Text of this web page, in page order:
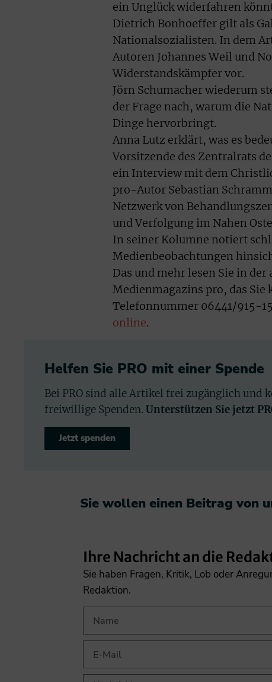
ein Unglück widerfahren
Dietrich Bonhoeffer gilt als
Nationalsozialisten. In dem
Autoren Johannes Weil und
Widerstandskämpfer vor.
Jörn Schumacher wiederum
der Frage nach, warum die
Dinge hervorbringt.
Anna Lutz erklärt, was es
Vorsitzende des Zentralrats
ein Interview mit dem
pro-Autor Sebastian
Netzwerk von
und Verfolgung im Nahen
In seiner Kolumne notiert
Medienbeobachtungen
Das und mehr lesen Sie in
Medienmagazins pro, das
Telefonnummer 06441/915-
online.
Helfen Sie PRO mit einer Spende
Bei PRO sind alle Artikel frei zugänglich und
freiwillige Spenden. Unterstützen Sie jetzt
Jetzt spenden
Sie wollen einen Beitrag von
Ihre Nachricht an die
Sie haben Fragen, Kritik, Lob oder
Redaktion.